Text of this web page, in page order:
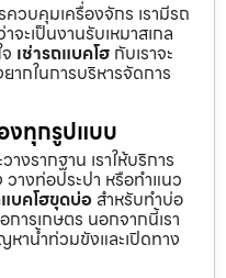
วบคุมเครื่องจักร เรามีรถ
ะเป็นงานรับเหมาสเกล
เช่ารถแบคโฮ กับเราจะ
กในการบริหารจัดการ
งทุกรูปแบบ
งรากฐาน เราให้บริการ
างท่อประปา หรือทำแนว
บคโฮขุดบ่อ สำหรับทำบ่อ
การเกษตร นอกจากนี้เรา
าน้ำท่วมขังและเปิดทาง